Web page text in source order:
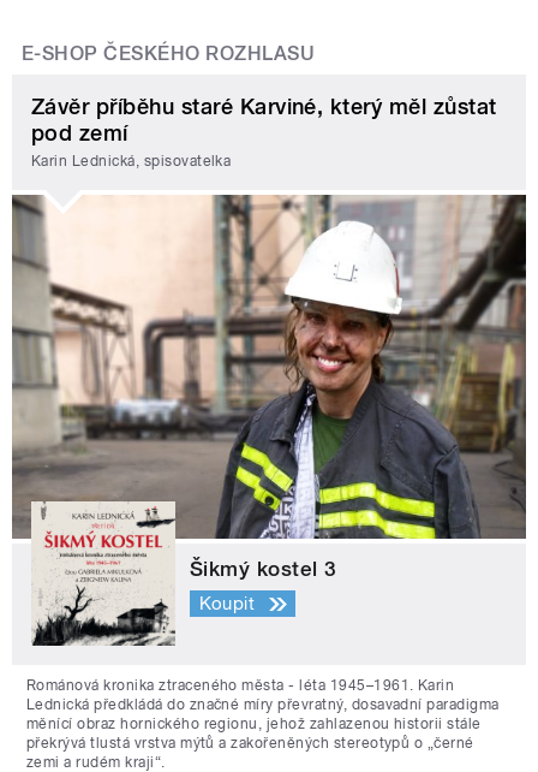
E-SHOP ČESKÉHO ROZHLASU
Závěr příběhu staré Karviné, který měl zůstat
pod zemí
Karin Lednická, spisovatelka
Šikmý kostel 3
Koupit
Románová kronika ztraceného města - léta 1945–1961. Karin
Lednická předkládá do značné míry převratný, dosavadní paradigma
měnící obraz hornického regionu, jehož zahlazenou historii stále
překrývá tlustá vrstva mýtů a zakořeněných stereotypů o „černé
zemi a rudém kraji“.